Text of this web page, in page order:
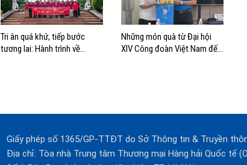
Tri ân quá khứ, tiếp bước
tương lai: Hành trình về
Những món quà từ Đại hội
XIV Công đoàn Việt Nam đến
Giấy phép số 1365/GP-TTĐT do Sở Thông tin & Truyền
Địa chỉ: Tòa nhà Trung tâm Thương mại Hàng hải Quốc tế